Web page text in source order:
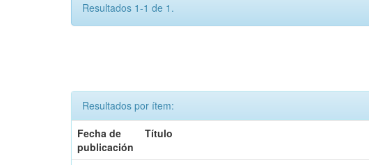
Resultados 1-1 de 1.
Resultados por ítem:
Fecha de
publicación
Título